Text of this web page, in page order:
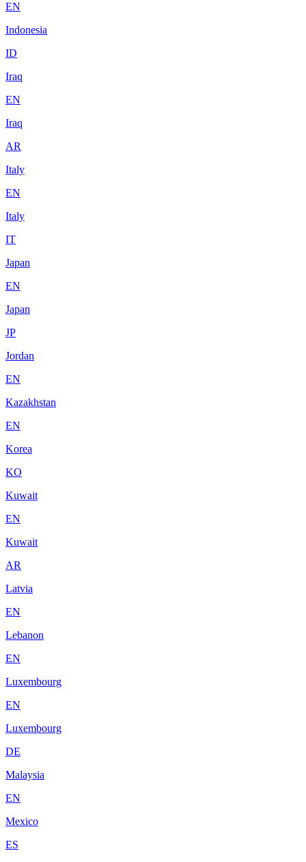
EN
Indonesia
ID
Iraq
EN
Iraq
AR
Italy
EN
Italy
IT
Japan
EN
Japan
JP
Jordan
EN
Kazakhstan
EN
Korea
KO
Kuwait
EN
Kuwait
AR
Latvia
EN
Lebanon
EN
Luxembourg
EN
Luxembourg
DE
Malaysia
EN
Mexico
ES